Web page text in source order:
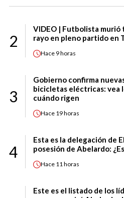
2
VIDEO | Futbolista murió
rayo en pleno partido en
Hace 9 horas
3
Gobierno confirma
bicicletas eléctricas: vea
cuándo rigen
Hace 19 horas
4
Esta es la delegación de
posesión de Abelardo:
Hace 11 horas
Este es el listado de los